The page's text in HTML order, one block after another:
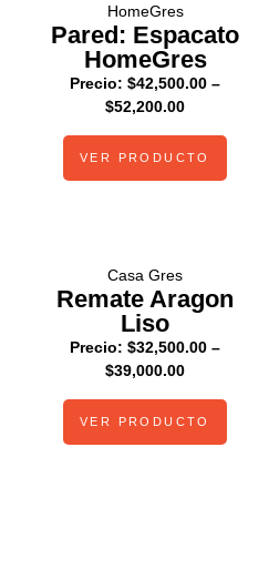
HomeGres
Pared: Espacato
HomeGres
Precio: $42,500.00 –
$52,200.00
VER PRODUCTO
Casa Gres
Remate Aragon
Liso
Precio: $32,500.00 –
$39,000.00
VER PRODUCTO